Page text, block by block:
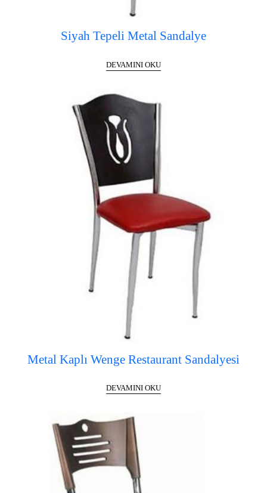
Siyah Tepeli Metal Sandalye
DEVAMINI OKU
Metal Kaplı Wenge Restaurant Sandalyesi
DEVAMINI OKU